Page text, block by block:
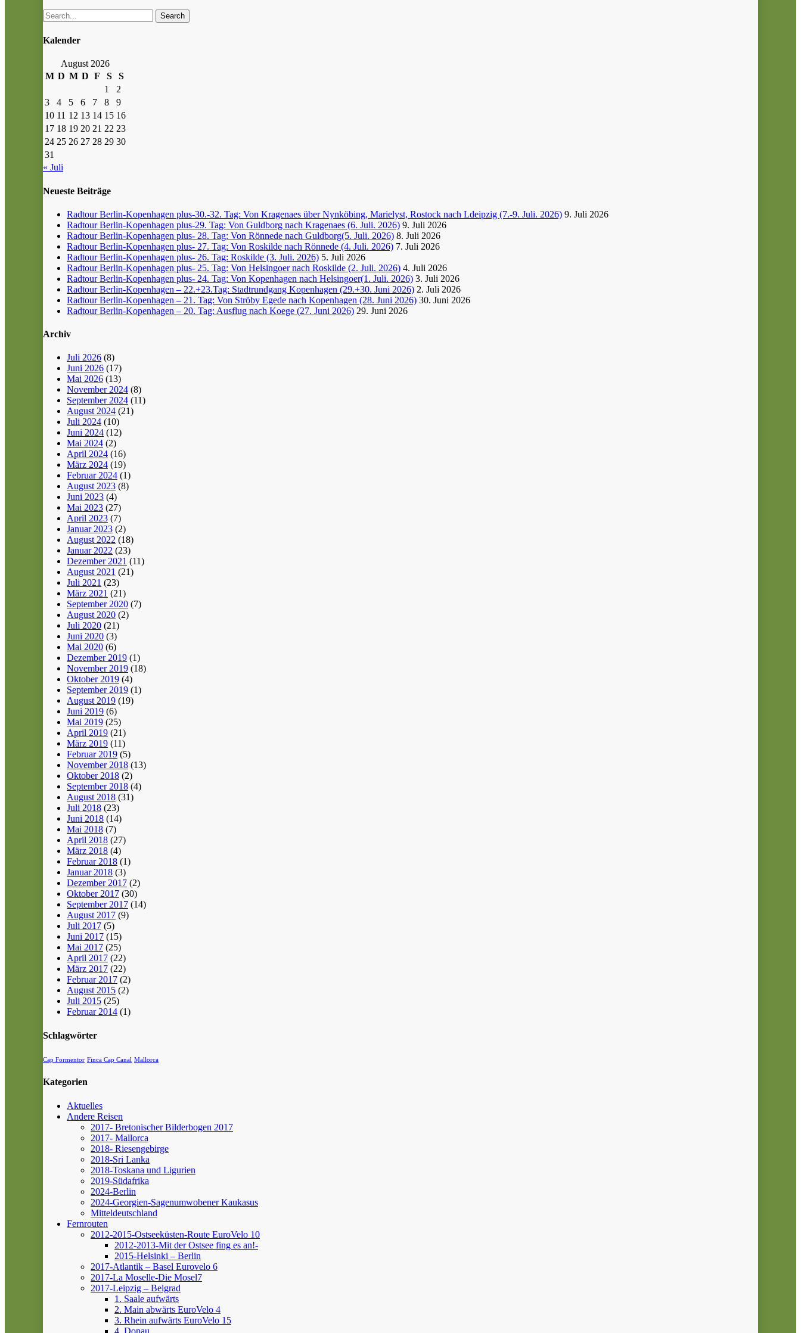
Search
Kalender
August 2026
M D M D F S
S
1
2
3
4 5 6 7 8
9
10 11 12 13 14 15 16
17 18 19 20 21 22 23
24 25 26 27 28 29 30
31
« Juli
Neueste Beiträge
Radtour Berlin-Kopenhagen plus-30.-32. Tag: Von Kragenaes über Nynköbing, Marielyst, Rostock nach Ldeipzig (7.-9. Juli. 2026) 9. Juli 2026
Radtour Berlin-Kopenhagen plus-29. Tag: Von Guldborg nach Kragenaes (6. Juli. 2026) 9. Juli 2026
Radtour Berlin-Kopenhagen plus- 28. Tag: Von Rönnede nach Guldborg(5. Juli. 2026) 8. Juli 2026
Radtour Berlin-Kopenhagen plus- 27. Tag: Von Roskilde nach Rönnede (4. Juli. 2026) 7. Juli 2026
Radtour Berlin-Kopenhagen plus- 26. Tag: Roskilde (3. Juli. 2026) 5. Juli 2026
Radtour Berlin-Kopenhagen plus- 25. Tag: Von Helsingoer nach Roskilde (2. Juli. 2026) 4. Juli 2026
Radtour Berlin-Kopenhagen plus- 24. Tag: Von Kopenhagen nach Helsingoer(1. Juli. 2026) 3. Juli 2026
Radtour Berlin-Kopenhagen – 22.+23.Tag: Stadtrundgang Kopenhagen (29.+30. Juni 2026) 2. Juli 2026
Radtour Berlin-Kopenhagen – 21. Tag: Von Ströby Egede nach Kopenhagen (28. Juni 2026) 30. Juni 2026
Radtour Berlin-Kopenhagen – 20. Tag: Ausflug nach Koege (27. Juni 2026) 29. Juni 2026
Archiv
Juli 2026 (8)
Juni 2026 (17)
Mai 2026 (13)
November 2024 (8)
September 2024 (11)
August 2024 (21)
Juli 2024 (10)
Juni 2024 (12)
Mai 2024 (2)
April 2024 (16)
März 2024 (19)
Februar 2024 (1)
August 2023 (8)
Juni 2023 (4)
Mai 2023 (27)
April 2023 (7)
Januar 2023 (2)
August 2022 (18)
Januar 2022 (23)
Dezember 2021 (11)
August 2021 (21)
Juli 2021 (23)
März 2021 (21)
September 2020 (7)
August 2020 (2)
Juli 2020 (21)
Juni 2020 (3)
Mai 2020 (6)
Dezember 2019 (1)
November 2019 (18)
Oktober 2019 (4)
September 2019 (1)
August 2019 (19)
Juni 2019 (6)
Mai 2019 (25)
April 2019 (21)
März 2019 (11)
Februar 2019 (5)
November 2018 (13)
Oktober 2018 (2)
September 2018 (4)
August 2018 (31)
Juli 2018 (23)
Juni 2018 (14)
Mai 2018 (7)
April 2018 (27)
März 2018 (4)
Februar 2018 (1)
Januar 2018 (3)
Dezember 2017 (2)
Oktober 2017 (30)
September 2017 (14)
August 2017 (9)
Juli 2017 (5)
Juni 2017 (15)
Mai 2017 (25)
April 2017 (22)
März 2017 (22)
Februar 2017 (2)
August 2015 (2)
Juli 2015 (25)
Februar 2014 (1)
Schlagwörter
Cap Formentor Finca Cap Canal Mallorca
Kategorien
Aktuelles
Andere Reisen
2017- Bretonischer Bilderbogen 2017
2017- Mallorca
2018- Riesengebirge
2018-Sri Lanka
2018-Toskana und Ligurien
2019-Südafrika
2024-Berlin
2024-Georgien-Sagenumwobener Kaukasus
Mitteldeutschland
Fernrouten
2012-2015-Ostseeküsten-Route EuroVelo 10
2012-2013-Mit der Ostsee fing es an!-
2015-Helsinki – Berlin
2017-Atlantik – Basel Eurovelo 6
2017-La Moselle-Die Mosel7
2017-Leipzig – Belgrad
1. Saale aufwärts
2. Main abwärts EuroVelo 4
3. Rhein aufwärts EuroVelo 15
4. Donau